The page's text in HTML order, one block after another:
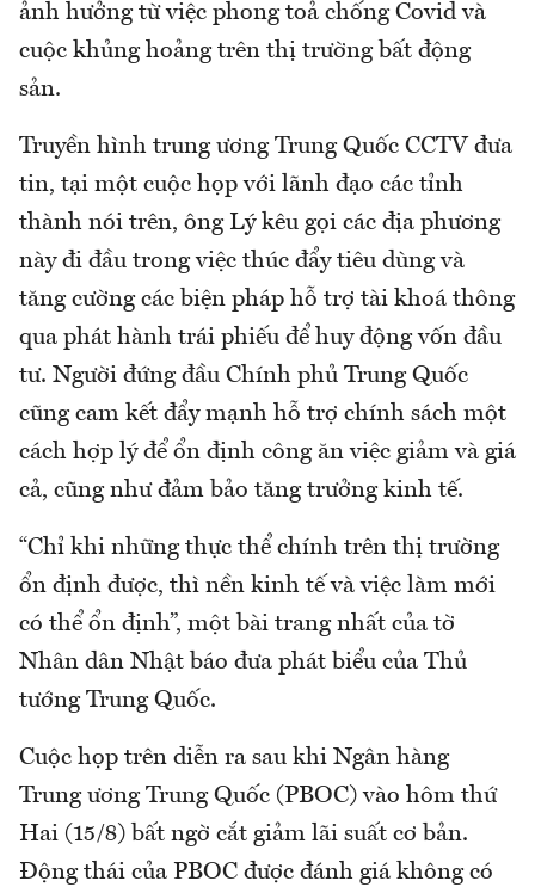
ảnh hưởng từ việc phong toả chống Covid và
cuộc khủng hoảng trên thị trường bất động
sản.
Truyền hình trung ương Trung Quốc CCTV đưa
tin, tại một cuộc họp với lãnh đạo các tỉnh
thành nói trên, ông Lý kêu gọi các địa phương
này đi đầu trong việc thúc đẩy tiêu dùng và
tăng cường các biện pháp hỗ trợ tài khoá thông
qua phát hành trái phiếu để huy động vốn đầu
tư. Người đứng đầu Chính phủ Trung Quốc
cũng cam kết đẩy mạnh hỗ trợ chính sách một
cách hợp lý để ổn định công ăn việc giảm và giá
cả, cũng như đảm bảo tăng trưởng kinh tế.
“Chỉ khi những thực thể chính trên thị trường
ổn định được, thì nền kinh tế và việc làm mới
có thể ổn định”, một bài trang nhất của tờ
Nhân dân Nhật báo đưa phát biểu của Thủ
tướng Trung Quốc.
Cuộc họp trên diễn ra sau khi Ngân hàng
Trung ương Trung Quốc (PBOC) vào hôm thứ
Hai (15/8) bất ngờ cắt giảm lãi suất cơ bản.
Động thái của PBOC được đánh giá không có